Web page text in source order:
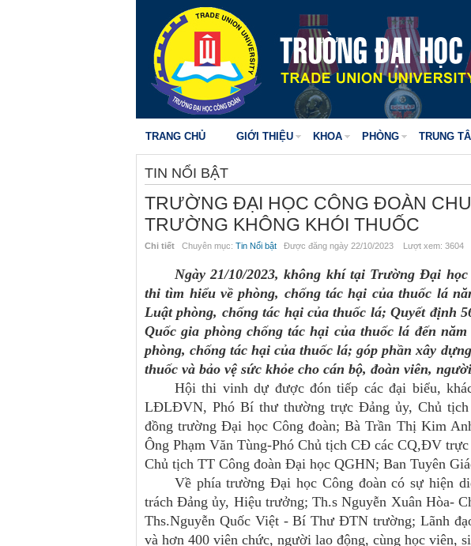
TRANG CHỦ GIỚI THIỆU KHOA PHÒNG TRUNG
TIN NỔI BẬT
TRƯỜNG ĐẠI HỌC CÔNG ĐOÀN
TRƯỜNG KHÔNG KHÓI THUỐC
Chi tiết Chuyên mục: Tin Nổi bật Được đăng ngày 22/10/2023 Lượt xem: 3604
Ngày 21/10/2023, không khí tại Trường Đại
thi tìm hiểu về phòng, chống tác hại của thuốc lá
Luật phòng, chống tác hại của thuốc lá; Quyết định
Quốc gia phòng chống tác hại của thuốc lá đến
phòng, chống tác hại của thuốc lá; góp phần xây
thuốc và bảo vệ sức khỏe cho cán bộ, đoàn viên,
Hội thi vinh dự được đón tiếp các đại biểu,
LĐLĐVN, Phó Bí thư thường trực Đảng ủy, Chủ
đồng trường Đại học Công đoàn; Bà Trần Thị Kim
Ông Phạm Văn Tùng-Phó Chủ tịch CĐ các CQ,ĐV
Chủ tịch TT Công đoàn Đại học QGHN; Ban Tuyên
Về phía trường Đại học Công đoàn có sự hiện
trách Đảng ủy, Hiệu trưởng; Th.s Nguyễn Xuân Hòa-
Ths.Nguyễn Quốc Việt - Bí Thư ĐTN trường; Lãnh
và hơn 400 viên chức, người lao động, cùng học viên,